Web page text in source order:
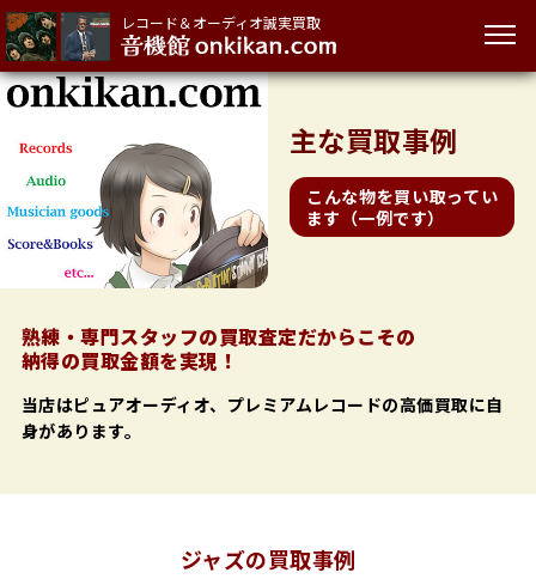
レコード＆オーディオ誠実買取
主な買取事例
こんな物を買い取ってい
ます（一例です）
熟練・専門スタッフの買取査定だからこその
納得の買取金額を実現！
当店はピュアオーディオ、プレミアムレコードの高価買取に自
身があります。
ジャズの買取事例